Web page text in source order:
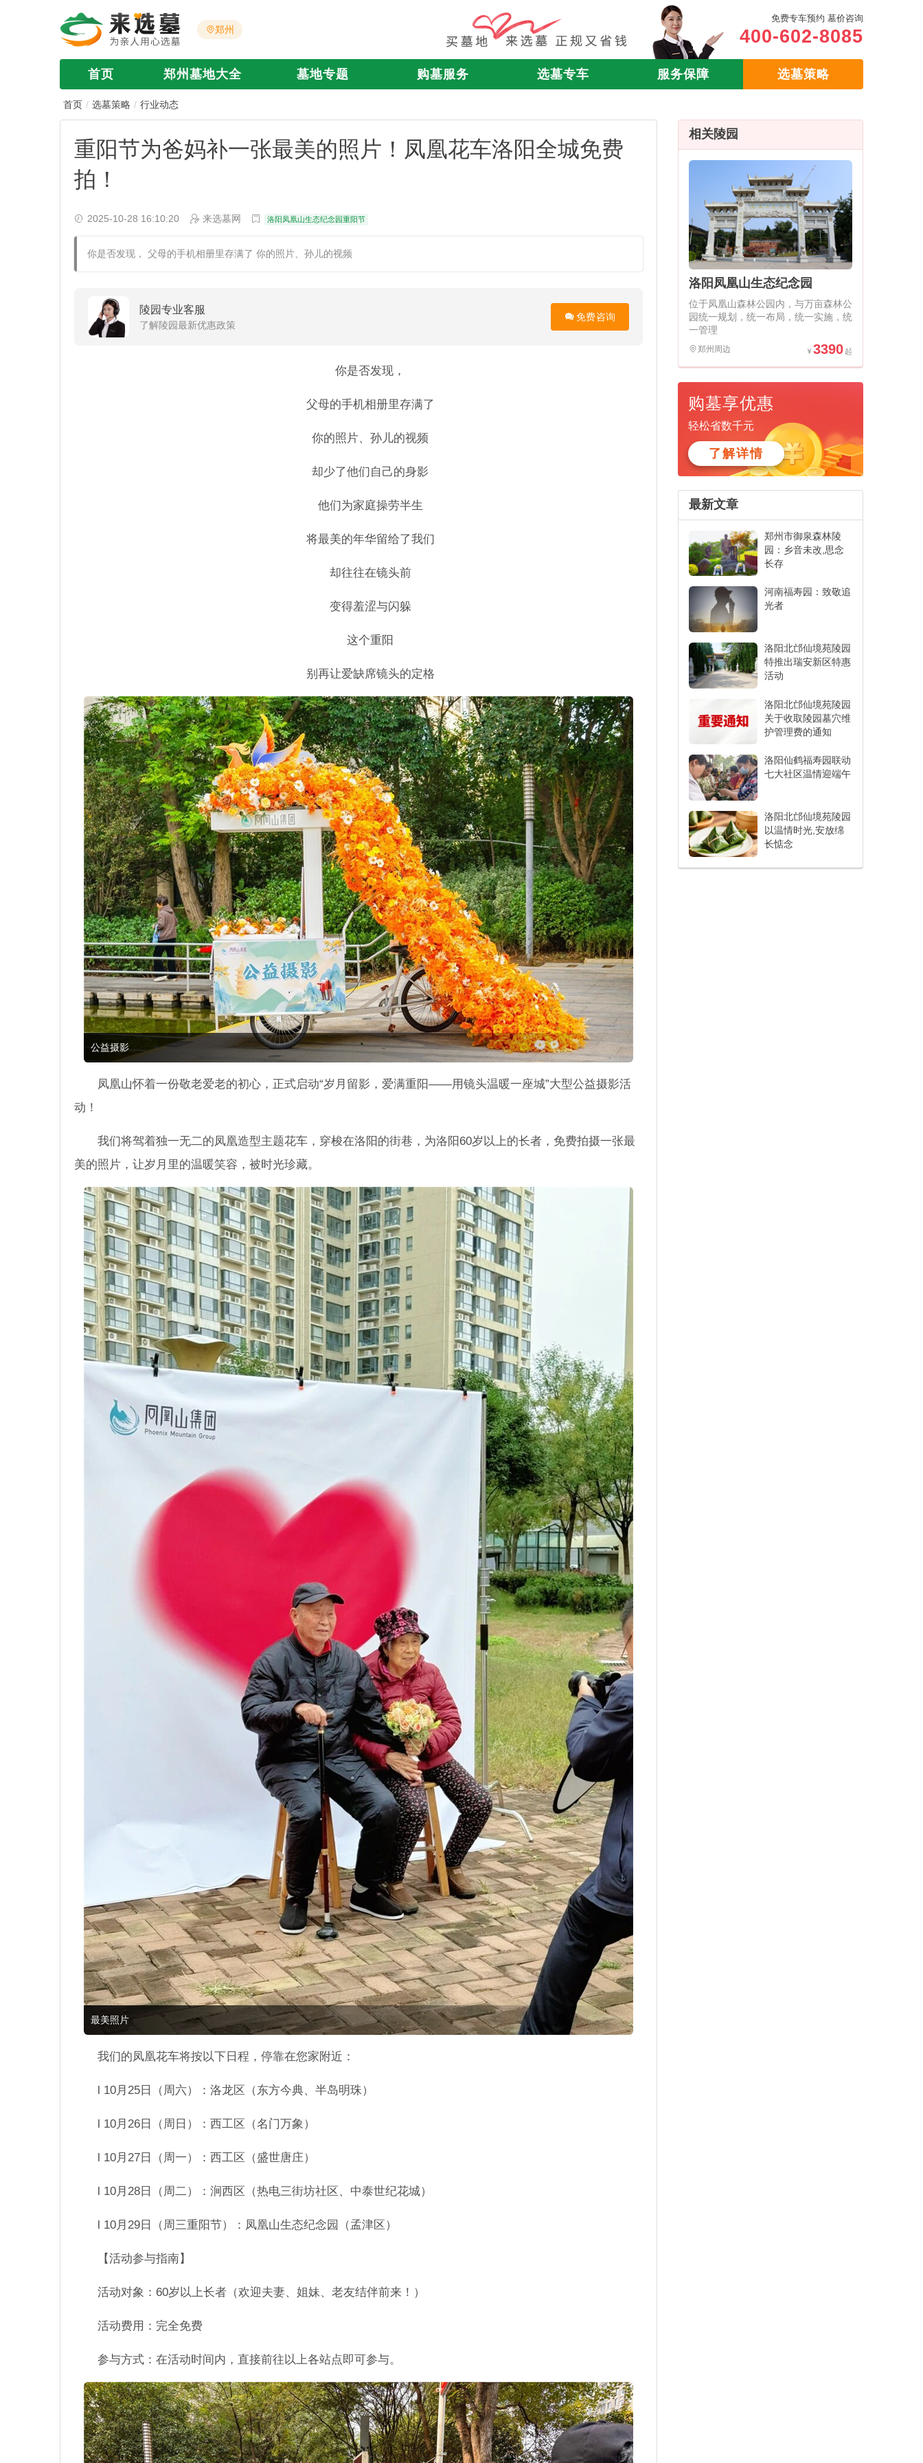
郑州
免费专车预约 墓价咨询
400-602-8085
首页 郑州墓地大全 墓地专题 购墓服务 选墓专车 服务保障 选墓策略
首页 选墓策略 行业动态
重阳节为爸妈补一张最美的照片！凤凰花车洛阳全城免费
拍！
2025-10-28 16:10:20 来选墓网 洛阳凤凰山生态纪念园重阳节
你是否发现， 父母的手机相册里存满了 你的照片、孙儿的视频
陵园专业客服
了解陵园最新优惠政策
免费咨询
你是否发现，
父母的手机相册里存满了
你的照片、孙儿的视频
却少了他们自己的身影
他们为家庭操劳半生
将最美的年华留给了我们
却往往在镜头前
变得羞涩与闪躲
这个重阳
别再让爱缺席镜头的定格
公益摄影
凤凰山怀着一份敬老爱老的初心，正式启动“岁月留影，爱满重阳——用镜头温暖一座城”大型公益摄影活
动！
我们将驾着独一无二的凤凰造型主题花车，穿梭在洛阳的街巷，为洛阳60岁以上的长者，免费拍摄一张最
美的照片，让岁月里的温暖笑容，被时光珍藏。
最美照片
我们的凤凰花车将按以下日程，停靠在您家附近：
l 10月25日（周六）：洛龙区（东方今典、半岛明珠）
l 10月26日（周日）：西工区（名门万象）
l 10月27日（周一）：西工区（盛世唐庄）
l 10月28日（周二）：涧西区（热电三街坊社区、中泰世纪花城）
l 10月29日（周三重阳节）：凤凰山生态纪念园（孟津区）
【活动参与指南】
活动对象：60岁以上长者（欢迎夫妻、姐妹、老友结伴前来！）
活动费用：完全免费
参与方式：在活动时间内，直接前往以上各站点即可参与。
相关陵园
洛阳凤凰山生态纪念园
位于凤凰山森林公园内，与万亩森林公
园统一规划，统一布局，统一实施，统
一管理
郑州周边 3390
购墓享优惠
轻松省数千元
了解详情
最新文章
郑州市御泉森林陵
园：乡音未改,思念
长存
河南福寿园：致敬追
光者
洛阳北邙仙境苑陵园
特推出瑞安新区特惠
活动
洛阳北邙仙境苑陵园
关于收取陵园墓穴维
护管理费的通知
洛阳仙鹤福寿园联动
七大社区温情迎端午
洛阳北邙仙境苑陵园
以温情时光,安放绵
长惦念